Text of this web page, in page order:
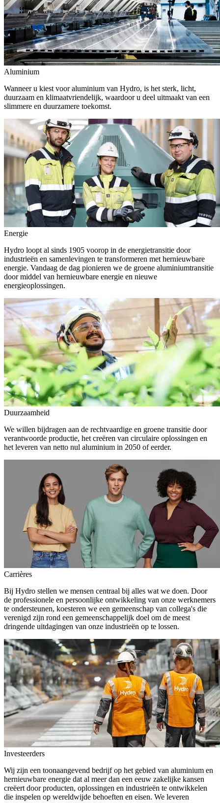
Aluminium
Wanneer u kiest voor aluminium van Hydro, is het sterk, licht,
duurzaam en klimaatvriendelijk, waardoor u deel uitmaakt van een
slimmere en duurzamere toekomst.
Energie
Hydro loopt al sinds 1905 voorop in de energietransitie door
industrieën en samenlevingen te transformeren met hernieuwbare
energie. Vandaag de dag pionieren we de groene aluminiumtransitie
door middel van hernieuwbare energie en nieuwe
energieoplossingen.
Duurzaamheid
We willen bijdragen aan de rechtvaardige en groene transitie door
verantwoorde productie, het creëren van circulaire oplossingen en
het leveren van netto nul aluminium in 2050 of eerder.
Carrières
Bij Hydro stellen we mensen centraal bij alles wat we doen. Door
de professionele en persoonlijke ontwikkeling van onze werknemers
te ondersteunen, koesteren we een gemeenschap van collega's die
verenigd zijn rond een gemeenschappelijk doel om de meest
dringende uitdagingen van onze industrieën op te lossen.
Investeerders
Wij zijn een toonaangevend bedrijf op het gebied van aluminium en
hernieuwbare energie dat al meer dan een eeuw zakelijke kansen
creëert door producten, oplossingen en industrieën te ontwikkelen
die inspelen op wereldwijde behoeften en eisen. We leveren